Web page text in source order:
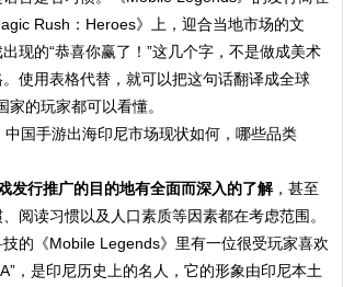
Rush：Heroes》上，迎合当地市场的文
现的“恭喜你赢了！”这几个字，不是做成美术
使用表格代替，就可以把这句话翻译成全球
的玩家都可以看懂。
发行推广的目的地有全面而深入的了解，甚至
阅读习惯以及人口素质等因素都在考虑范围。
的《Mobile Legends》里有一位很受玩家喜欢
，是印尼历史上的名人，它的形象由印尼本土